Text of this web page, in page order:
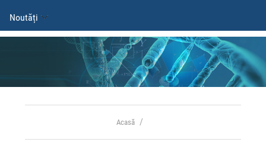
Noutăți
Acasă